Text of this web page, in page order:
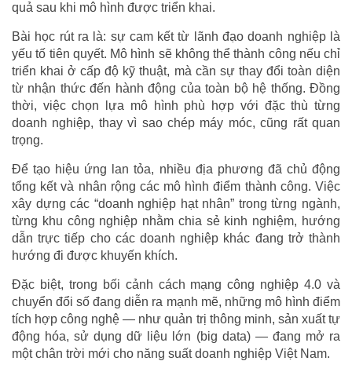
quả sau khi mô hình được triển khai.
Bài học rút ra là: sự cam kết từ lãnh đạo doanh nghiệp là
yếu tố tiên quyết. Mô hình sẽ không thể thành công nếu chỉ
triển khai ở cấp độ kỹ thuật, mà cần sự thay đổi toàn diện
từ nhận thức đến hành động của toàn bộ hệ thống. Đồng
thời, việc chọn lựa mô hình phù hợp với đặc thù từng
doanh nghiệp, thay vì sao chép máy móc, cũng rất quan
trọng.
Để tạo hiệu ứng lan tỏa, nhiều địa phương đã chủ động
tổng kết và nhân rộng các mô hình điểm thành công. Việc
xây dựng các “doanh nghiệp hạt nhân” trong từng ngành,
từng khu công nghiệp nhằm chia sẻ kinh nghiệm, hướng
dẫn trực tiếp cho các doanh nghiệp khác đang trở thành
hướng đi được khuyến khích.
Đặc biệt, trong bối cảnh cách mạng công nghiệp 4.0 và
chuyển đổi số đang diễn ra mạnh mẽ, những mô hình điểm
tích hợp công nghệ — như quản trị thông minh, sản xuất tự
động hóa, sử dụng dữ liệu lớn (big data) — đang mở ra
một chân trời mới cho năng suất doanh nghiệp Việt Nam.